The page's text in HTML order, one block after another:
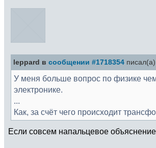
leppard в сообщении #1718354
У меня больше вопрос по физике
электронике.
...
Как, за счёт чего происходит
Если совсем напальцевое объяснение